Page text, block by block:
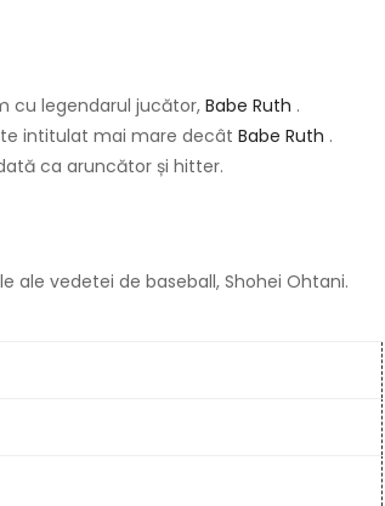
cu legendarul jucător, Babe Ruth .
intitulat mai mare decât Babe Ruth .
ca aruncător și hitter.
ale vedetei de baseball, Shohei Ohtani.